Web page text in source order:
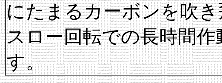
にたまるカーボンを吹
スロー回転での長時間
す。